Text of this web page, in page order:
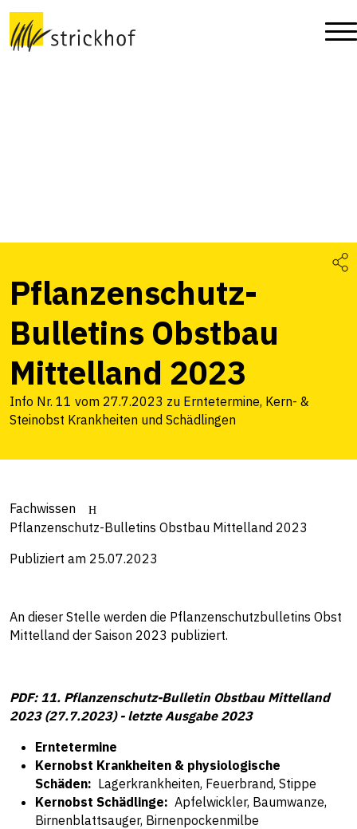
Pflanzenschutz-
Bulletins Obstbau
Mittelland 2023
Info Nr. 11 vom 27.7.2023 zu Erntetermine, Kern- &
Steinobst Krankheiten und Schädlingen
Fachwissen
Pflanzenschutz-Bulletins Obstbau Mittelland 2023
Publiziert am 25.07.2023
An dieser Stelle werden die Pflanzenschutzbulletins Obst
Mittelland der Saison 2023 publiziert.
PDF: 11. Pflanzenschutz-Bulletin Obstbau Mittelland
2023 (27.7.2023) - letzte Ausgabe 2023
Erntetermine
Kernobst Krankheiten & physiologische
Schäden: Lagerkrankheiten, Feuerbrand, Stippe
Kernobst Schädlinge: Apfelwickler, Baumwanze,
Birnenblattsauger, Birnenpockenmilbe